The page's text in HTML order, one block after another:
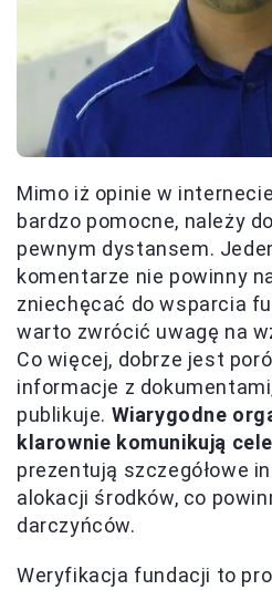
Mimo iż opinie w
bardzo pomocne, należy
pewnym dystansem.
komentarze nie powinny
zniechęcać do wsparcia
warto zwrócić uwagę na
Co więcej, dobrze jest
informacje z
publikuje. Wiarygodne
klarownie komunikują
prezentują szczegółowe
alokacji środków, co
darczyńców.
Weryfikacja fundacji to